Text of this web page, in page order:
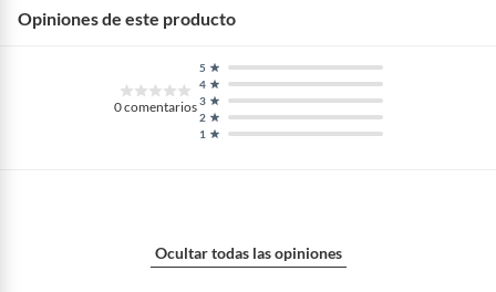
Opiniones de este producto
0comentarios
1
2
3
4
5
Ocultar todas las opiniones